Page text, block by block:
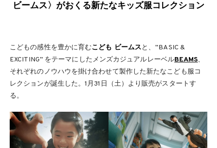
ビームス〉がおくる新たなキッズ服コレクション
こどもの感性を豊かに育むこども ビームスと、”BASIC &
EXCITING” をテーマにしたメンズカジュアルレーベルBEAMS、
それぞれのノウハウを掛け合わせて製作した新たなこども服コ
レクションが誕生した。1月31日（土）より販売がスタートす
る。